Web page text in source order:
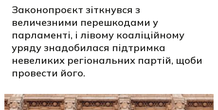
Законопроєкт зіткнувся з
величезними перешкодами у
парламенті, і лівому коаліційному
уряду знадобилася підтримка
невеликих регіональних партій, щоби
провести його.